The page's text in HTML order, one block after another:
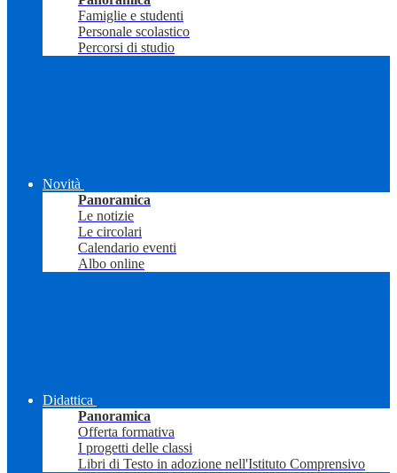
Famiglie e studenti
Personale scolastico
Percorsi di studio
Novità
Panoramica
Le notizie
Le circolari
Calendario eventi
Albo online
Didattica
Panoramica
Offerta formativa
I progetti delle classi
Libri di Testo in adozione nell'Istituto Comprensivo